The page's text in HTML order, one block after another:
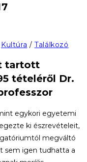
Kultúra / Találkozó
tartott
tételéről Dr.
egykori egyetemi
ki észrevételeit,
megváltó
sem igen tudhatta a